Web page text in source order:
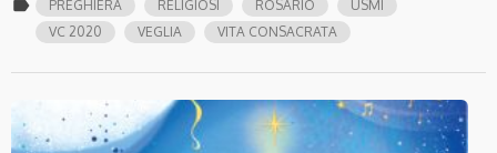
label
PREGHIERA
RELIGIOSI ROSARIO
USMI
VC 2020
VEGLIA VITA CONSACRATA